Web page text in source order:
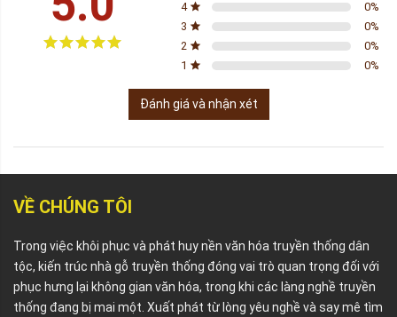
4
0%
3
0%
2
0%
1
0%
Đánh giá và nhận xét
VỀ CHÚNG TÔI
Trong việc khôi phục và phát huy nền văn hóa truyền thống dân
tộc, kiến trúc nhà gỗ truyền thống đóng vai trò quan trọng đối với
phục hưng lại không gian văn hóa, trong khi các làng nghề truyền
thống đang bị mai một. Xuất phát từ lòng yêu nghề và say mê tìm